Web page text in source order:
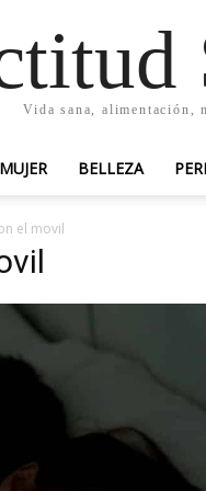
Vida sana, alimentación,
MUJER BELLEZA
el movil